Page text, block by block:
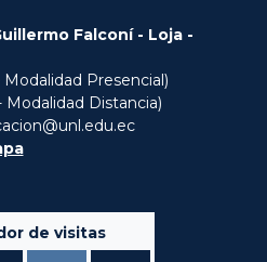
Falconí - Loja -
Modalidad Presencial)
Modalidad Distancia)
de visitas